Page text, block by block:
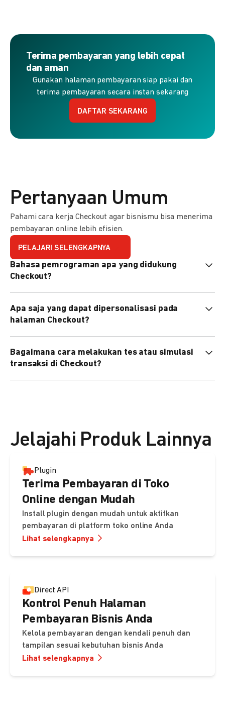
Terima pembayaran yang lebih cepat
dan aman
Gunakan halaman pembayaran siap pakai dan
terima pembayaran secara instan sekarang
DAFTAR SEKARANG
Pertanyaan Umum
Pahami cara kerja Checkout agar bisnismu bisa menerima
pembayaran online lebih efisien.
PELAJARI SELENGKAPNYA
Bahasa pemrograman apa yang didukung
Checkout?
PHP, Node.js, Go, dll).
Apa saja yang dapat dipersonalisasi pada
halaman Checkout?
preferensi bahasa, dan urutan metode pembayaran sesuai
kebutuhan brand Anda.
Bagaimana cara melakukan tes atau simulasi
transaksi di Checkout?
Jelajahi Produk Lainnya
Plugin
Terima Pembayaran di Toko
Online dengan Mudah
Install plugin dengan mudah untuk aktifkan
pembayaran di platform toko online Anda
Lihat selengkapnya
Direct API
Kontrol Penuh Halaman
Pembayaran Bisnis Anda
Kelola pembayaran dengan kendali penuh dan
tampilan sesuai kebutuhan bisnis Anda
Lihat selengkapnya